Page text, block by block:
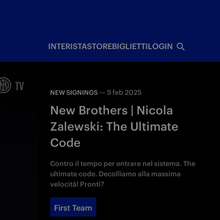
INTERISTASTOREBIGLIETTILOGIN
NEW SIGNINGS —5 feb 2025
New Brothers | Nicola
Zalewski: The Ultimate
Code
Contro il tempo per entrare nel sistema. The
ultimate code. Decolliamo alla massima
velocità! Pronti?
First Team